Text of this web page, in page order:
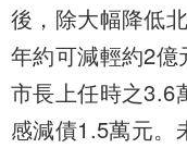
後，除大幅降低
年約可減輕約2
市長上任時之3.6
感減債1.5萬元。